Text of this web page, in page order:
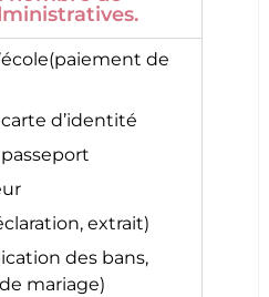
de
d’identité
extrait)
des bans,
mariage)